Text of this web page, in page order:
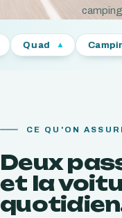
Camping-car
CE QU'ON
Deux
et la